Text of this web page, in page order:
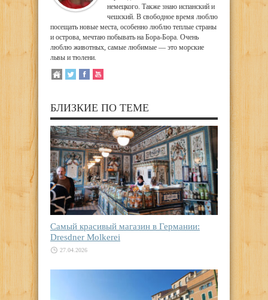
немецкого. Также знаю испанский и
чешский. В свободное время люблю
посещать новые места, особенно люблю теплые страны
и острова, мечтаю побывать на Бора-Бора. Очень
люблю животных, самые любимые — это морские
львы и тюлени.
БЛИЗКИЕ ПО ТЕМЕ
Самый красивый магазин в Германии:
Dresdner Molkerei
27.04.2026